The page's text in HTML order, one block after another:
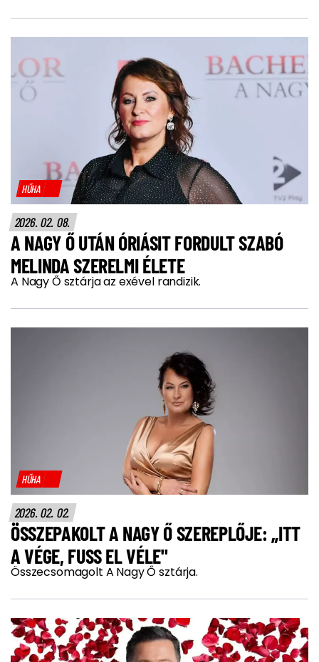
HŰHA
2026. 02. 08.
A NAGY Ő UTÁN ÓRIÁSIT FORDULT SZABÓ
MELINDA SZERELMI ÉLETE
A Nagy Ő sztárja az exével randizik.
HŰHA
2026. 02. 02.
ÖSSZEPAKOLT A NAGY Ő SZEREPLŐJE: „ITT
A VÉGE, FUSS EL VÉLE"
Összecsomagolt A Nagy Ő sztárja.